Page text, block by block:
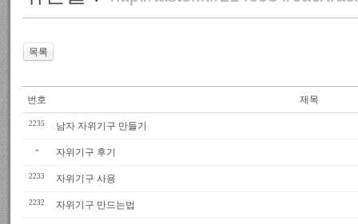
목록
번호 제목
2235 남자 자위기구 만들기
» 자위기구 후기
2233 자위기구 사용
2232 자위기구 만드는법